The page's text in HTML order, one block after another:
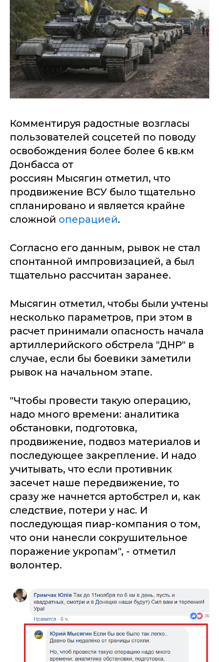
Комментируя радостные возгласы
пользователей соцсетей по поводу
освобождения более более 6 кв.км
Донбасса от
россиян Мысягин отметил, что
продвижение ВСУ было тщательно
спланировано и является крайне
сложной операцией.
Согласно его данным, рывок не стал
спонтанной импровизацией, а был
тщательно рассчитан заранее.
Мысягин отметил, чтобы были учтены
несколько параметров, при этом в
расчет принимали опасность начала
артиллерийского обстрела "ДНР" в
случае, если бы боевики заметили
рывок на начальном этапе.
"Чтобы провести такую операцию,
надо много времени: аналитика
обстановки, подготовка,
продвижение, подвоз материалов и
последующее закрепление. И надо
учитывать, что если противник
засечет наше передвижение, то
сразу же начнется артобстрел и, как
следствие, потери у нас. И
последующая пиар-компания о том,
что они нанесли сокрушительное
поражение укропам", - отметил
волонтер.